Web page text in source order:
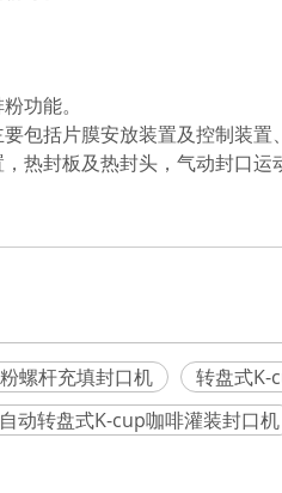
功能。
包括片膜安放装置及控制装
热封板及热封头，气动封口
螺杆充填封口机 转盘式K-
自动转盘式K-cup咖啡灌装封口机